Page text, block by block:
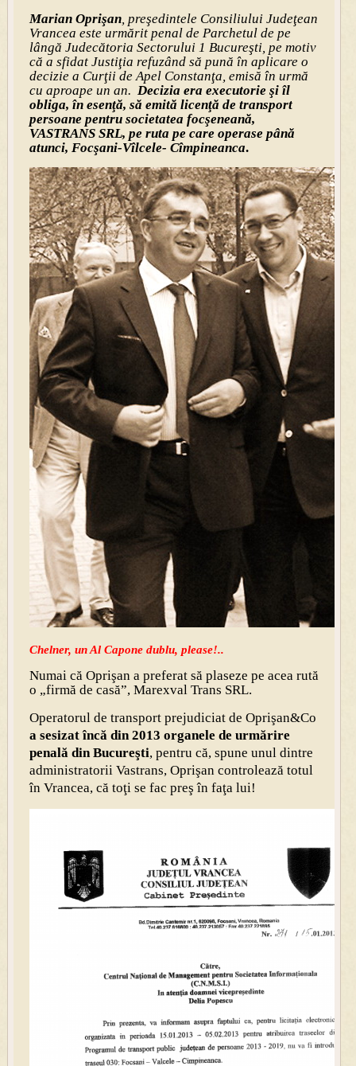
Marian Oprişan, preşedintele Consiliului Judeţean
Vrancea este urmărit penal de Parchetul de pe
lângă Judecătoria Sectorului 1 Bucureşti, pe motiv
că a sfidat Justiţia refuzând să pună în aplicare o
decizie a Curţii de Apel Constanţa, emisă în urmă
cu aproape un an. Decizia era executorie şi îl
obliga, în esenţă, să emită licenţă de transport
persoane pentru societatea focşeneană,
VASTRANS SRL, pe ruta pe care operase până
atunci, Focşani-Vîlcele- Cîmpineanca.
Chelner, un Al Capone dublu, please!..
Numai că Oprişan a preferat să plaseze pe acea rută
o „firmă de casă”, Marexval Trans SRL.
Operatorul de transport prejudiciat de Oprişan&Co
a sesizat încă din 2013 organele de urmărire
penală din Bucureşti, pentru că, spune unul dintre
administratorii Vastrans, Oprişan controlează totul
în Vrancea, că toţi se fac preş în faţa lui!